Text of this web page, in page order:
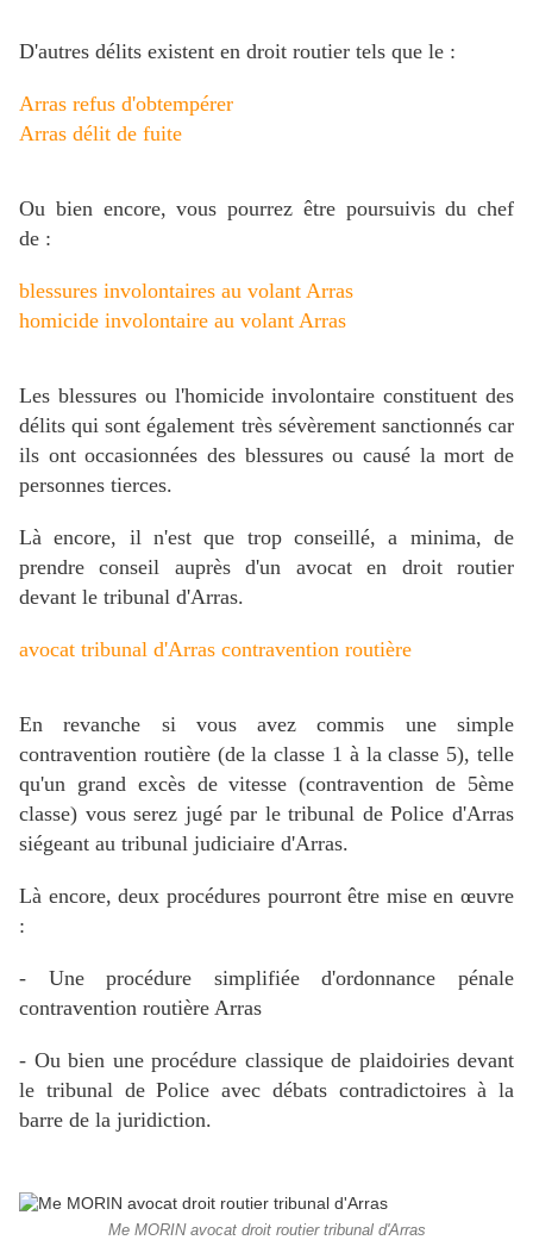
D'autres délits existent en droit routier tels que le :
Arras refus d'obtempérer
Arras délit de fuite
Ou bien encore, vous pourrez être poursuivis du chef
de :
blessures involontaires au volant Arras
homicide involontaire au volant Arras
Les blessures ou l'homicide involontaire constituent des
délits qui sont également très sévèrement sanctionnés car
ils ont occasionnées des blessures ou causé la mort de
personnes tierces.
Là encore, il n'est que trop conseillé, a minima, de
prendre conseil auprès d'un avocat en droit routier
devant le tribunal d'Arras.
avocat tribunal d'Arras contravention routière
En revanche si vous avez commis une simple
contravention routière (de la classe 1 à la classe 5), telle
qu'un grand excès de vitesse (contravention de 5ème
classe) vous serez jugé par le tribunal de Police d'Arras
siégeant au tribunal judiciaire d'Arras.
Là encore, deux procédures pourront être mise en œuvre
:
- Une procédure simplifiée d'ordonnance pénale
contravention routière Arras
- Ou bien une procédure classique de plaidoiries devant
le tribunal de Police avec débats contradictoires à la
barre de la juridiction.
Me MORIN avocat droit routier tribunal d'Arras